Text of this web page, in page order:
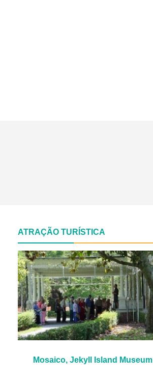
ATRAÇÃO TURÍSTICA
Mosaico, Jekyll Island Museum